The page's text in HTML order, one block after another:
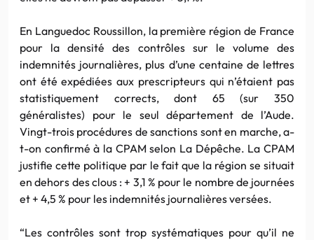
En Languedoc Roussillon, la première région de France
pour la densité des contrôles sur le volume des
indemnités journalières, plus d’une centaine de lettres
ont été expédiées aux prescripteurs qui n’étaient pas
statistiquement corrects, dont 65 (sur 350
généralistes) pour le seul département de l’Aude.
Vingt-trois procédures de sanctions sont en marche, a-
t-on confirmé à la CPAM selon La Dépêche. La CPAM
justifie cette politique par le fait que la région se situait
en dehors des clous : + 3,1 % pour le nombre de journées
et + 4,5 % pour les indemnités journalières versées.
“Les contrôles sont trop systématiques pour qu’il ne